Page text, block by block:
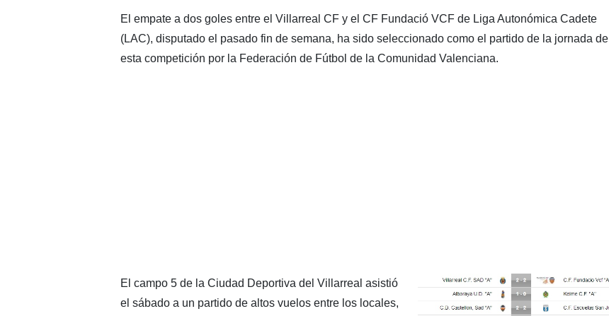
El empate a dos goles entre el Villarreal CF y el CF Fundació VCF de Liga Autonómica Cadete
(LAC), disputado el pasado fin de semana, ha sido seleccionado como el partido de la jornada de
esta competición por la Federación de Fútbol de la Comunidad Valenciana.
El campo 5 de la Ciudad Deportiva del Villarreal asistió
el sábado a un partido de altos vuelos entre los locales,